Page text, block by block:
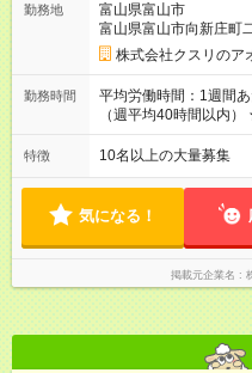
録販売者資格保持者に
にも同額を支給） ※た
規定に従い額が変動 【試用期間】試用期間なし ＝＝＝＝＝＝＝
＝＝＝＝＝＝＝ ★職務
容に応じて給与が支払
年収がUPする制度で
勤務地
富山県富山市
富山県富山市向新庄町
株式会社クスリのア
勤務時間
平均労働時間：1週間
（週平均40時間以内
＜店舗の基本営業時間
なります。 ＜シフト例＞ 早番：8時00分～17時00分 中番：11
1ヶ月単位の変形労働
7.8時間ほど（2025年実績） ＜店舗の基本営業時
時 ※勤務時間は店舗により異なり
時00分～17時00分 中
特徴 10名以上の大量募集
気になる！
掲載元企業名